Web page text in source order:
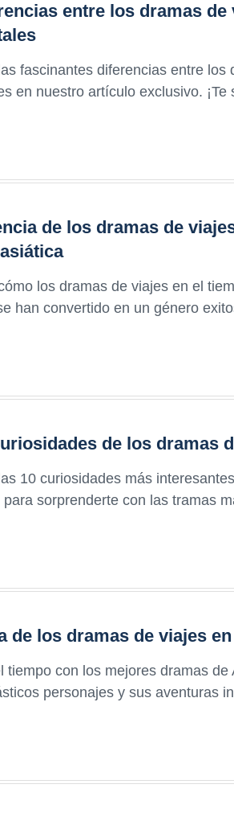
entre los dramas
fascinantes diferencias entre
en nuestro artículo exclusivo. ¡Te
de los dramas de
los dramas de viajes en el
han convertido en un género
de los dramas
10 curiosidades más
para sorprenderte con las tramas
de los dramas de viajes
tiempo con los mejores dramas
personajes y sus aventuras